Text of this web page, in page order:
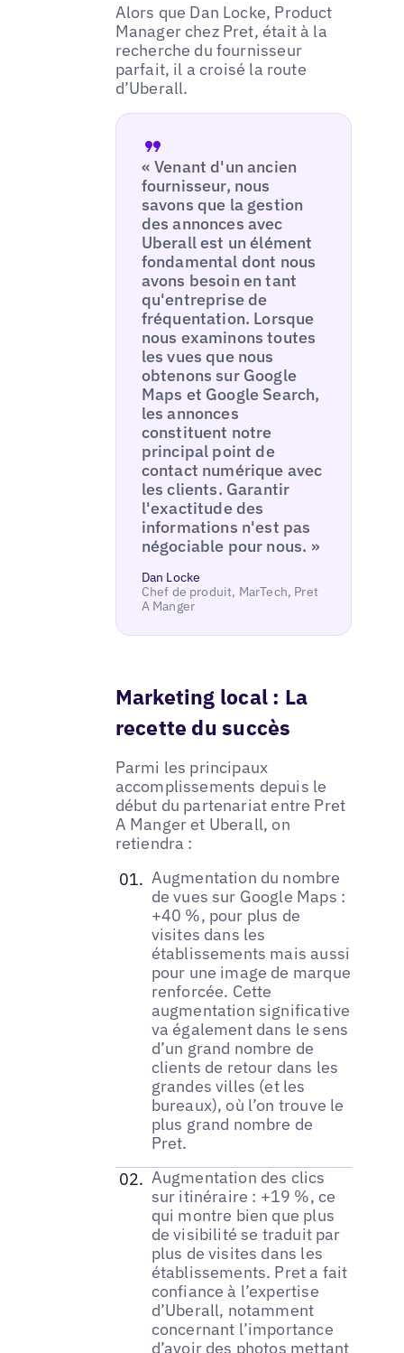
Alors que Dan Locke, Product
Manager chez Pret, était à la
recherche du fournisseur
parfait, il a croisé la route
d’Uberall.
« Venant d'un ancien
fournisseur, nous
savons que la gestion
des annonces avec
Uberall est un élément
fondamental dont nous
avons besoin en tant
qu'entreprise de
fréquentation. Lorsque
nous examinons toutes
les vues que nous
obtenons sur Google
Maps et Google Search,
les annonces
constituent notre
principal point de
contact numérique avec
les clients. Garantir
l'exactitude des
informations n'est pas
négociable pour nous. »
Dan Locke
Chef de produit, MarTech, Pret
A Manger
Marketing local : La
recette du succès
Parmi les principaux
accomplissements depuis le
début du partenariat entre Pret
A Manger et Uberall, on
retiendra :
Augmentation du nombre
de vues sur Google Maps :
+40 %, pour plus de
visites dans les
établissements mais aussi
pour une image de marque
renforcée. Cette
augmentation significative
va également dans le sens
d’un grand nombre de
clients de retour dans les
grandes villes (et les
bureaux), où l’on trouve le
plus grand nombre de
Pret.
Augmentation des clics
sur itinéraire : +19 %, ce
qui montre bien que plus
de visibilité se traduit par
plus de visites dans les
établissements. Pret a fait
confiance à l’expertise
d’Uberall, notamment
concernant l’importance
d’avoir des photos mettant